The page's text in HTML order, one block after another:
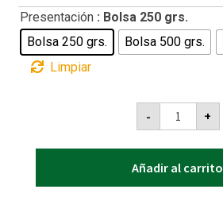
Presentación : Bolsa 250 grs.
Bolsa 250 grs.
Bolsa 500 grs.
Limpiar
-
Rooibos
Arábico
cantidad
+
Añadir al carrito